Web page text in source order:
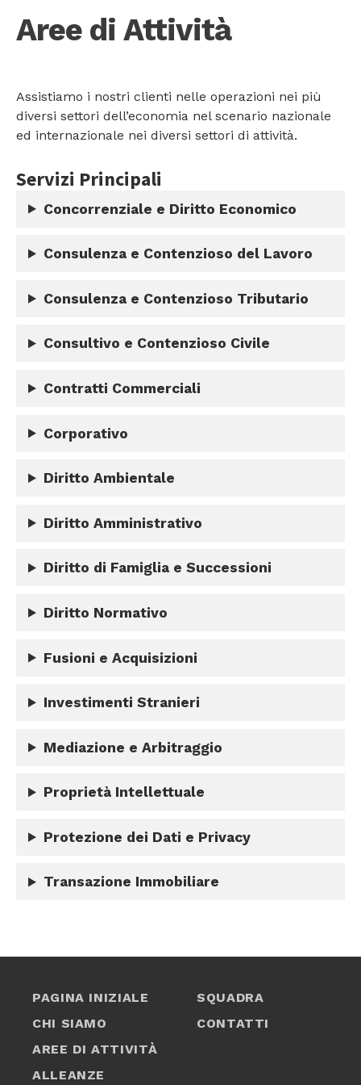
Aree di Attività
Assistiamo i nostri clienti nelle operazioni nei più
diversi settori dell’economia nel scenario nazionale
ed internazionale nei diversi settori di attività.
Servizi Principali
Concorrenziale e Diritto Economico
Consulenza e Contenzioso del Lavoro
Consulenza e Contenzioso Tributario
Consultivo e Contenzioso Civile
Contratti Commerciali
Corporativo
Diritto Ambientale
Diritto Amministrativo
Diritto di Famiglia e Successioni
Diritto Normativo
Fusioni e Acquisizioni
Investimenti Stranieri
Mediazione e Arbitraggio
Proprietà Intellettuale
Protezione dei Dati e Privacy
Transazione Immobiliare
PAGINA INIZIALE
CHI SIAMO
AREE DI ATTIVITÀ
ALLEANZE
SQUADRA
CONTATTI